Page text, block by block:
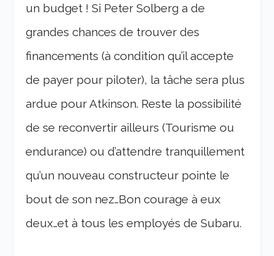
un budget ! Si Peter Solberg a de
grandes chances de trouver des
financements (à condition qu’il accepte
de payer pour piloter), la tâche sera plus
ardue pour Atkinson. Reste la possibilité
de se reconvertir ailleurs (Tourisme ou
endurance) ou d’attendre tranquillement
qu’un nouveau constructeur pointe le
bout de son nez…Bon courage à eux
deux…et à tous les employés de Subaru.